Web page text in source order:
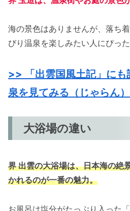
海の景色はありませんが、落ち
びり温泉を楽しみたい人にぴった
>> 「出雲国風土記」にも
泉を見てみる（じゃらん）
大浴場の違い
界 出雲の大浴場は、日本海の絶
かれるのが一番の魅力。
お風呂は塩分がたっぷり入った